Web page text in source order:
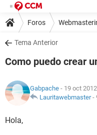
Foros
Tema Anterior
Como puedo crear
Gabpache - 19 oct
Lauritawebmaster-
Hola,